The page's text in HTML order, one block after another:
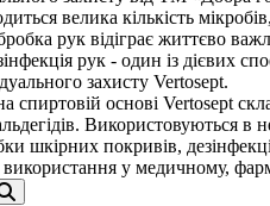
велика кількість
рук відіграє життєво
рук - один із дієвих
захисту Vertosept.
спиртовій основі Vertosept
Використовуються
шкірних покривів,
у медичному,